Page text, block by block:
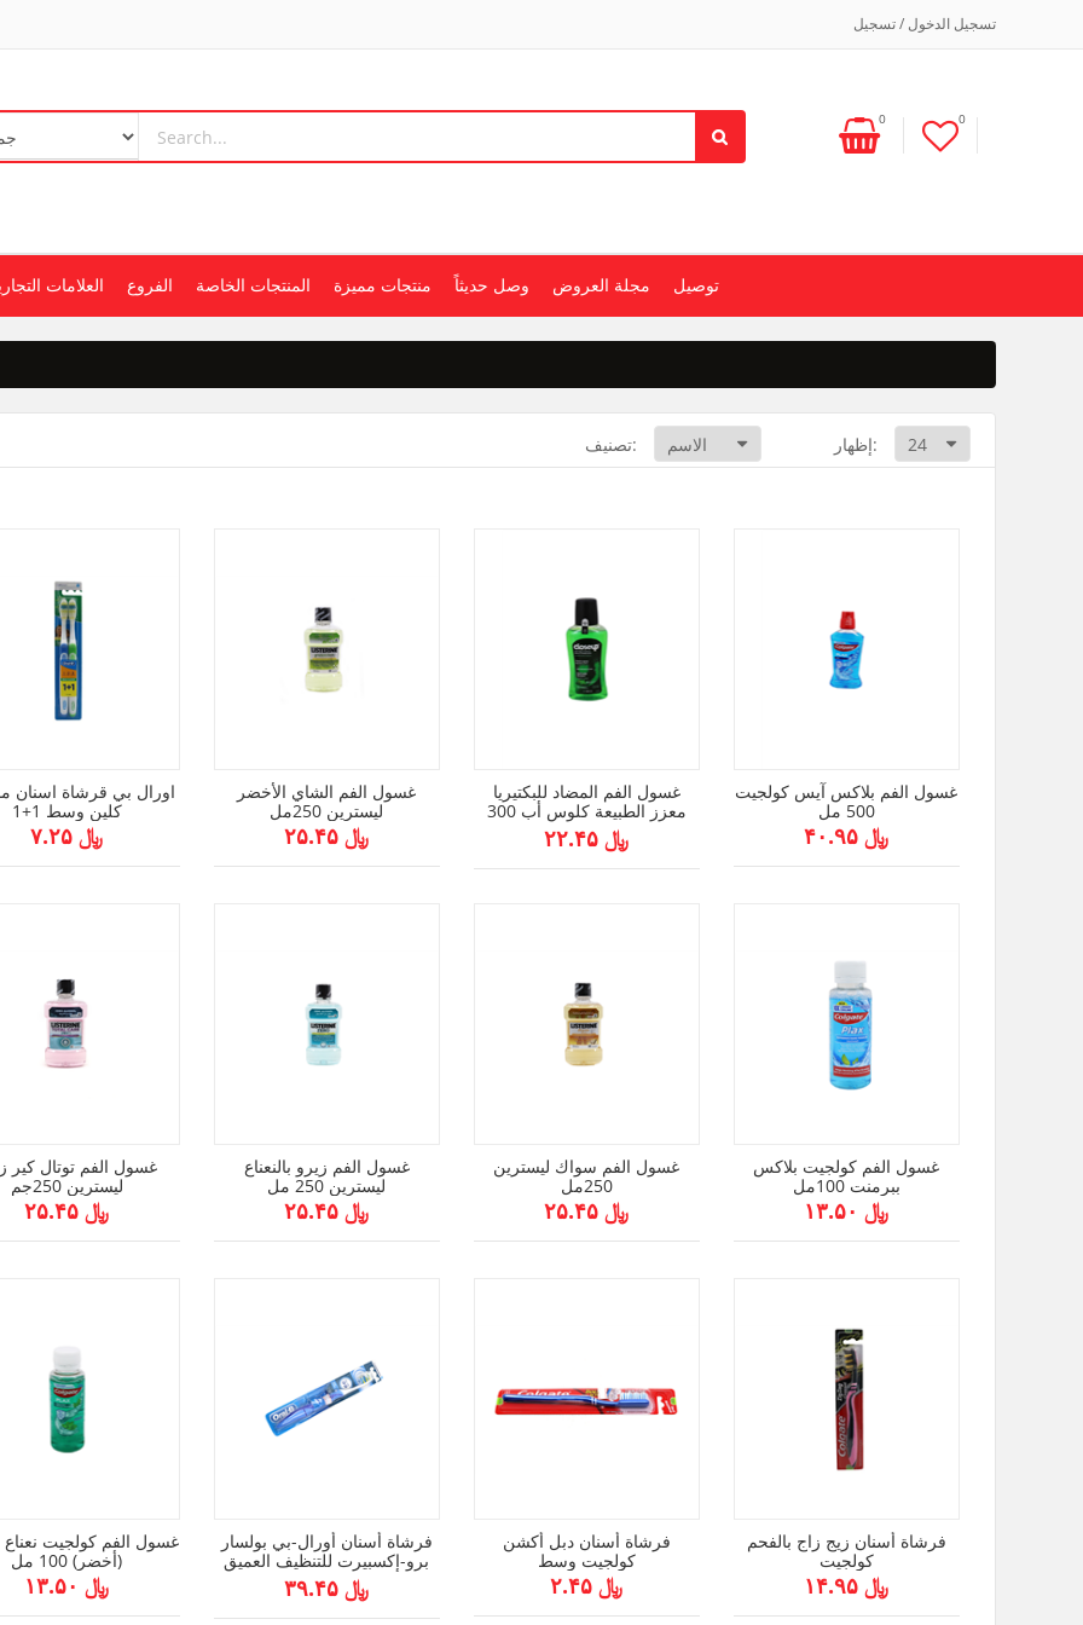
تسجيل الدخول / تسجيل
0 0
العلامات الفروع المنتجات الخاصة منتجات مميزة وصل حديثاً مجلة العروض توصيل
تصنيف: إظهار:
اورال بي قرشاة اسنان
كلين وسط 1+1
﷼ ۷.۲۵
غسول الفم الشاي الأخضر
ليسترين 250مل
﷼ ۲۵.۴۵
غسول الفم المضاد للبكتيريا
معزز الطبيعة كلوس أب 300
مل ﷼ ۲۲.۴۵
غسول الفم بلاكس آيس كولجيت
500 مل
﷼ ۴۰.۹۵
غسول الفم توتال كير
ليسترين 250جم
﷼ ۲۵.۴۵
غسول الفم زيرو بالنعناع
ليسترين 250 مل
﷼ ۲۵.۴۵
غسول الفم سواك ليسترين
250مل
﷼ ۲۵.۴۵
غسول الفم كولجيت بلاكس
ببرمنت 100مل
﷼ ۱۳.۵۰
غسول الفم كولجيت
(أخضر) 100 مل
﷼ ۱۳.۵۰
فرشاة أسنان أورال-بي بولسار
برو-إكسبيرت للتنظيف العميق
متوسطة 40
﷼ ۳۹.۴۵
فرشاة أسنان دبل أكشن
كولجيت وسط
﷼ ۲.۴۵
فرشاة أسنان زيج زاج بالفحم
كولجيت
﷼ ۱۴.۹۵